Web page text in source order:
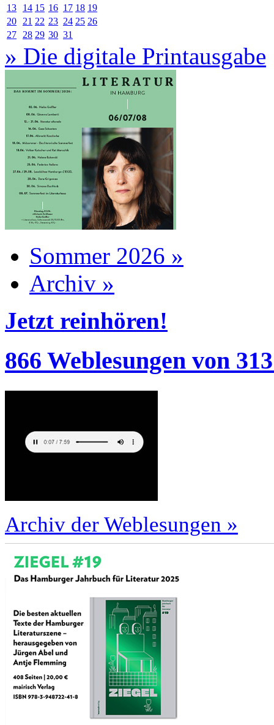
13
14 15 16 17 18 19
20
21 22 23 24 25 26
27
28 29 30 31
» Die digitale Printausgabe
Sommer 2026 »
Archiv »
Jetzt reinhören!
866 Weblesungen von
Archiv der Weblesungen »